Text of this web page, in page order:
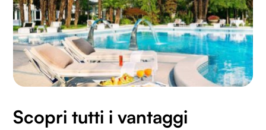
Scopri tutti i vantaggi